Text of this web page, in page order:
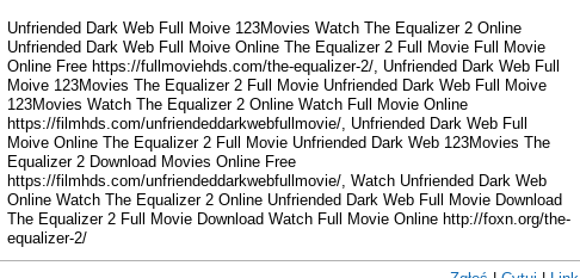
Unfriended Dark Web Full Moive 123Movies Watch The Equalizer 2 Online
Unfriended Dark Web Full Moive Online The Equalizer 2 Full Movie Full Movie
Online Free https://fullmoviehds.com/the-equalizer-2/, Unfriended Dark Web Full
Moive 123Movies The Equalizer 2 Full Movie Unfriended Dark Web Full Moive
123Movies Watch The Equalizer 2 Online Watch Full Movie Online
https://filmhds.com/unfriendeddarkwebfullmovie/, Unfriended Dark Web Full
Moive Online The Equalizer 2 Full Movie Unfriended Dark Web 123Movies The
Equalizer 2 Download Movies Online Free
https://filmhds.com/unfriendeddarkwebfullmovie/, Watch Unfriended Dark Web
Online Watch The Equalizer 2 Online Unfriended Dark Web Full Movie Download
The Equalizer 2 Full Movie Download Watch Full Movie Online http://foxn.org/the-
equalizer-2/